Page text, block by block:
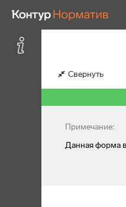
Свернуть
Примечание:
Данная форма